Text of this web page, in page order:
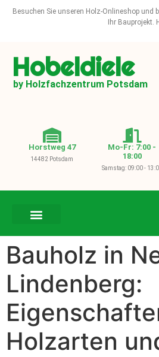
Besuchen Sie unseren Holz-Onlineshop und
Ihr Bauprojekt.
Hobeldiele
by Holzfachzentrum Potsdam
Horstweg 47
14482 Potsdam
Mo-Fr: 7:00 -
18:00
Samstag: 09:00 -
Bauholz in
Lindenberg:
Holzarten